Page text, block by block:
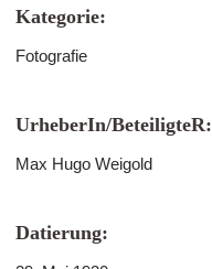
Kategorie:
Fotografie
UrheberIn/BeteiligteR:
Max Hugo Weigold
Datierung: